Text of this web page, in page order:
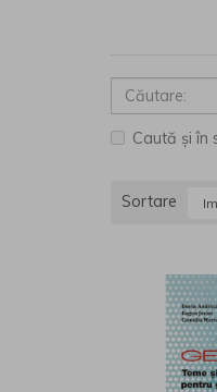
Caută și în
Sortare